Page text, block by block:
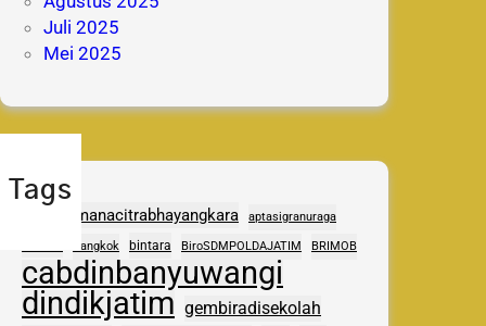
Juli 2025
Mei 2025
Tags
adhipramanacitrabhayangkara aptasigranuraga
Bangkok bintara BiroSDMPOLDAJATIM BRIMOB
cabdinbanyuwangi
dindikjatim gembiradisekolah